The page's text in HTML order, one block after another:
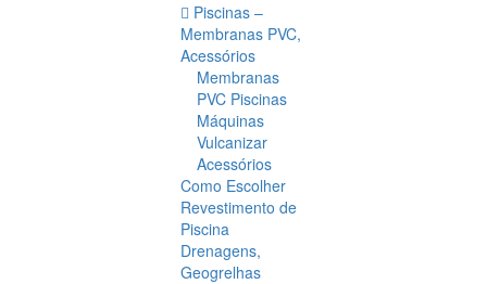
Piscinas –
Membranas PVC,
Acessórios
Membranas
PVC Piscinas
Máquinas
Vulcanizar
Acessórios
Como Escolher
Revestimento de
Piscina
Drenagens,
Geogrelhas